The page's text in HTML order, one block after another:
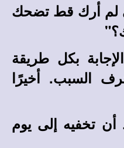
لم أرك قط تضحك
بكل طريقة
السبب. أخيرًا
تخفيه إلى يوم